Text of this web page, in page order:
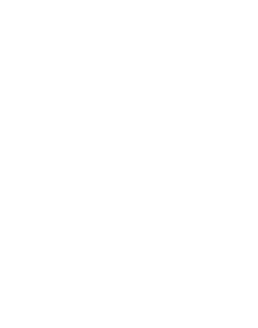
Ser presents en
permetre vendre els
de l’associació i
i les rutes
posar en marxa.